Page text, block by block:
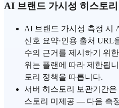
AI 브랜드 가시성 히스토
AI 브랜드 가시성 측정 시
신호 요약·인용 출처 URL
수의 근거를 제시하기 위
위는 플랜에 따라 제한됩
토리 정책을 따릅니다.
서버 히스토리 보관기간은
스토리 미제공 — 다음 측